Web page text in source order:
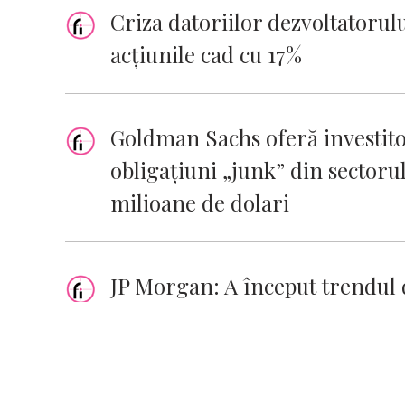
Criza datoriilor
acțiunile cad cu 17%
Goldman Sachs oferă
obligațiuni „junk” din
milioane de dolari
JP Morgan: A început